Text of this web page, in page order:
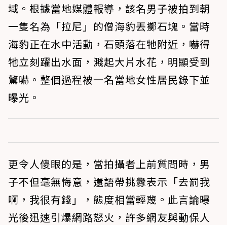
域。根據當地媒體報導，該名男子被拍到朝
一隻名為「拉尼」的僧海豹丟擲石塊。當時
海豹正在水中活動，石頭落在牠附近，嚇得
牠立刻躍出水面，濺起大片水花，明顯受到
驚嚇。整個過程被一名當地女性居民錄下並
曝光。
更令人傻眼的是，當拍攝者上前質問時，男
子不但毫無悔意，還語帶挑釁表示「去罰我
啊，我很有錢」，態度相當輕蔑。此言論曝
光後迅速引爆網路怒火，許多網友與動保人